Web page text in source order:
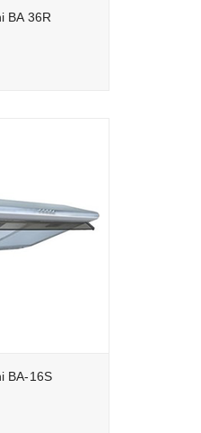
BA 36R
BA-16S